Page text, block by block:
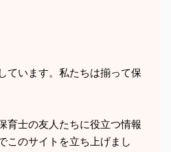
ています。私たちは揃って保
育士の友人たちに役立つ情報
このサイトを立ち上げまし